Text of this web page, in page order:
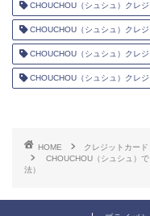
CHOUCHOU（シュシュ）クレ
CHOUCHOU（シュシュ）クレ
CHOUCHOU（シュシュ）クレ
CHOUCHOU（シュシュ）クレ
HOME
クレジットカード
CHOUCHOU（シュシュ）
法）